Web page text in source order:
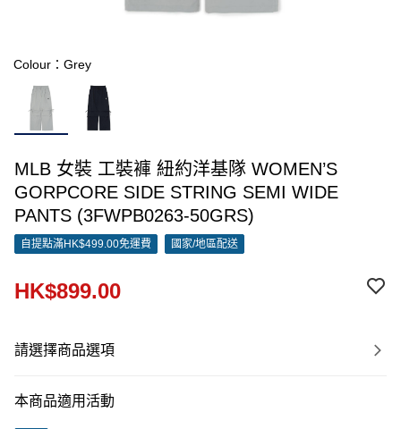
Colour：Grey
MLB 女裝 工裝褲 紐約洋基隊 WOMEN’S
GORPCORE SIDE STRING SEMI WIDE
PANTS (3FWPB0263-50GRS)
自提點滿HK$499.00免運費 國家/地區配送
HK$899.00
請選擇商品選項
本商品適用活動